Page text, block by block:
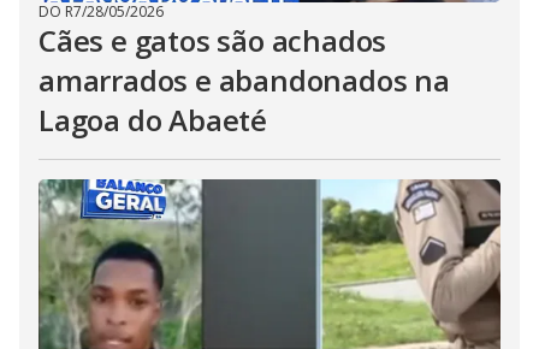
DO R7/28/05/2026
Cães e gatos são achados
amarrados e abandonados na
Lagoa do Abaeté